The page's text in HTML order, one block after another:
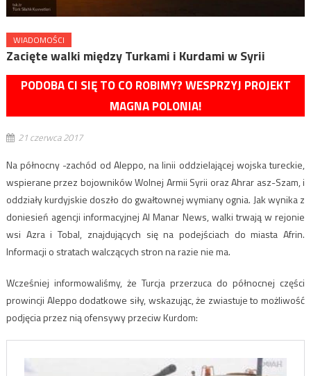
WIADOMOŚCI
Zacięte walki między Turkami i Kurdami w Syrii
PODOBA CI SIĘ TO CO ROBIMY? WESPRZYJ PROJEKT
MAGNA POLONIA!
21 czerwca 2017
Na północny -zachód od Aleppo, na linii oddzielającej wojska tureckie,
wspierane przez bojowników Wolnej Armii Syrii oraz Ahrar asz-Szam, i
oddziały kurdyjskie doszło do gwałtownej wymiany ognia. Jak wynika z
doniesień agencji informacyjnej Al Manar News, walki trwają w rejonie
wsi Azra i Tobal, znajdujących się na podejściach do miasta Afrin.
Informacji o stratach walczących stron na razie nie ma.
Wcześniej informowaliśmy, że Turcja przerzuca do północnej części
prowincji Aleppo dodatkowe siły, wskazując, że zwiastuje to możliwość
podjęcia przez nią ofensywy przeciw Kurdom: